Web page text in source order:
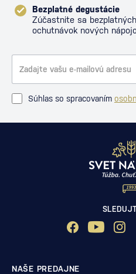
Bezplatné degustácie
Zúčastnite sa bezplatných
ochutnávok nových
Súhlas so spracovaním
NAŠE PREDAJNE